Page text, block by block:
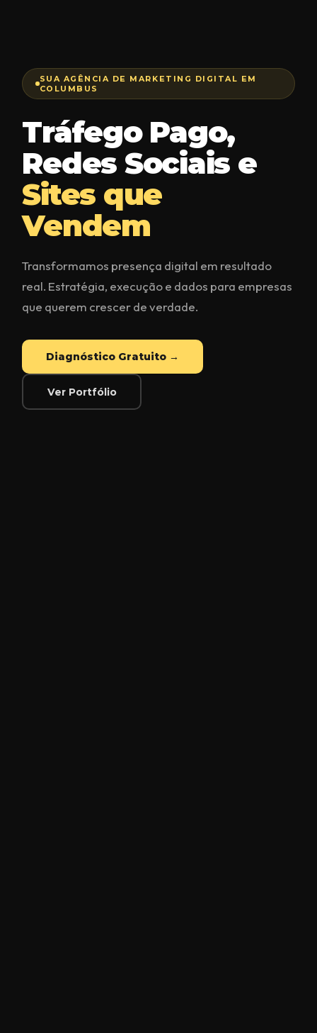
SUA AGÊNCIA DE MARKETING DIGITAL EM
COLUMBUS
Tráfego Pago,
Redes Sociais e
Sites que
Vendem
Transformamos presença digital em resultado
real. Estratégia, execução e dados para empresas
que querem crescer de verdade.
Diagnóstico Gratuito →
Ver Portfólio